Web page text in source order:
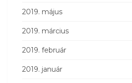
2019. május
2019. március
2019. február
2019. január